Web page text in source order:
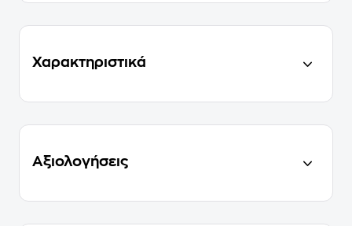
Χαρακτηριστικά
Αξιολογήσεις